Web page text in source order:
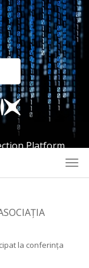
Platform
la conferința